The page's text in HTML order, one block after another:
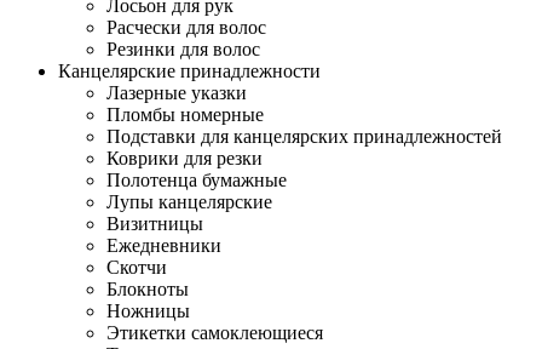
Лосьон для рук
Расчески для волос
Резинки для волос
Канцелярские принадлежности
Лазерные указки
Пломбы номерные
Подставки для канцелярских принадлежностей
Коврики для резки
Полотенца бумажные
Лупы канцелярские
Визитницы
Ежедневники
Скотчи
Блокноты
Ножницы
Этикетки самоклеющиеся